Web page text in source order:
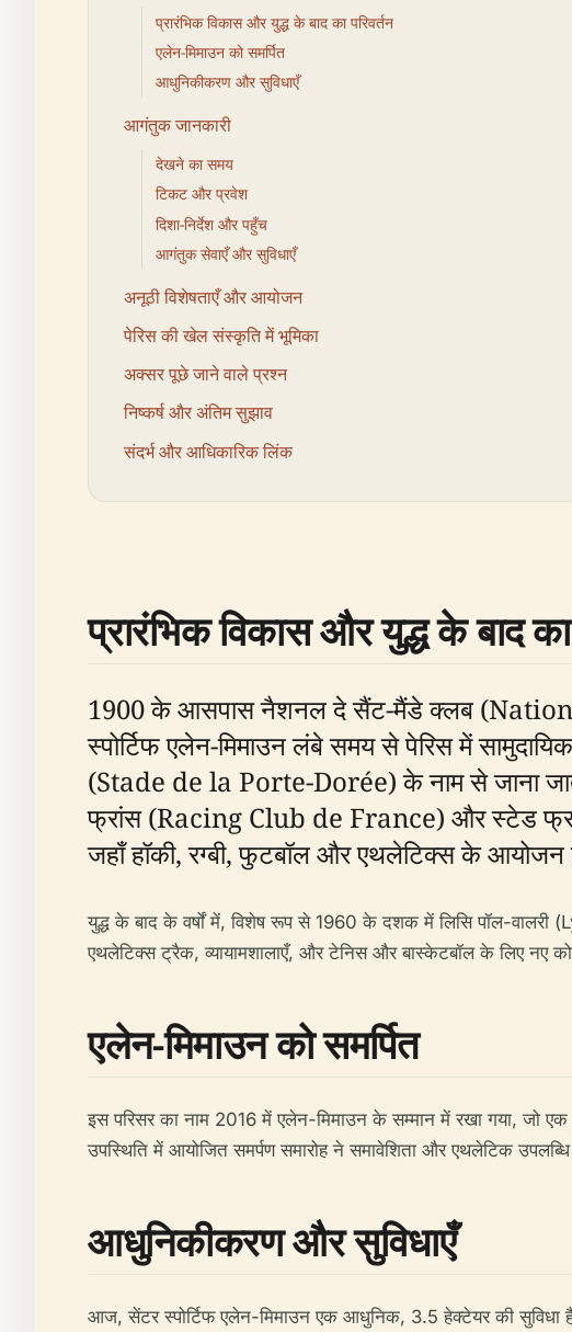
प्रारंभिक विकास और युद्ध के बाद का परिवर्तन
एलेन-मिमाउन को समर्पित
आधुनिकीकरण और सुविधाएँ
आगंतुक जानकारी
देखने का समय
टिकट और प्रवेश
दिशा-निर्देश और पहुँच
आगंतुक सेवाएँ और सुविधाएँ
अनूठी विशेषताएँ और आयोजन
पेरिस की खेल संस्कृति में भूमिका
अक्सर पूछे जाने वाले प्रश्न
निष्कर्ष और अंतिम सुझाव
संदर्भ और आधिकारिक लिंक
प्रारंभिक विकास और युद्ध के बाद का
1900 के आसपास नैशनल दे सैंट-मैंडे क्लब
स्पोर्टिफ एलेन-मिमाउन लंबे समय से पेरिस में
(Stade de la Porte-Dorée) के नाम से जाना
फ्रांस (Racing Club de France) और स्टेड
जहाँ हॉकी, रग्बी, फुटबॉल और एथलेटिक्स के आयोजन
युद्ध के बाद के वर्षों में, विशेष रूप से 1960 के दशक में लिसि पॉल-
एथलेटिक्स ट्रैक, व्यायामशालाएँ, और टेनिस और बास्केटबॉल के लिए नए
एलेन-मिमाउन को समर्पित
इस परिसर का नाम 2016 में एलेन-मिमाउन के सम्मान में रखा गया, जो
उपस्थिति में आयोजित समर्पण समारोह ने समावेशिता और एथलेटिक
आधुनिकीकरण और सुविधाएँ
आज, सेंटर स्पोर्टिफ एलेन-मिमाउन एक आधुनिक, 3.5 हेक्टेयर की सुविधा